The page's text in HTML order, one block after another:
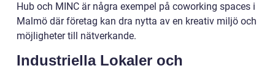
Hub och MINC är några exempel på coworking spaces i
Malmö där företag kan dra nytta av en kreativ miljö och
möjligheter till nätverkande.
Industriella Lokaler och